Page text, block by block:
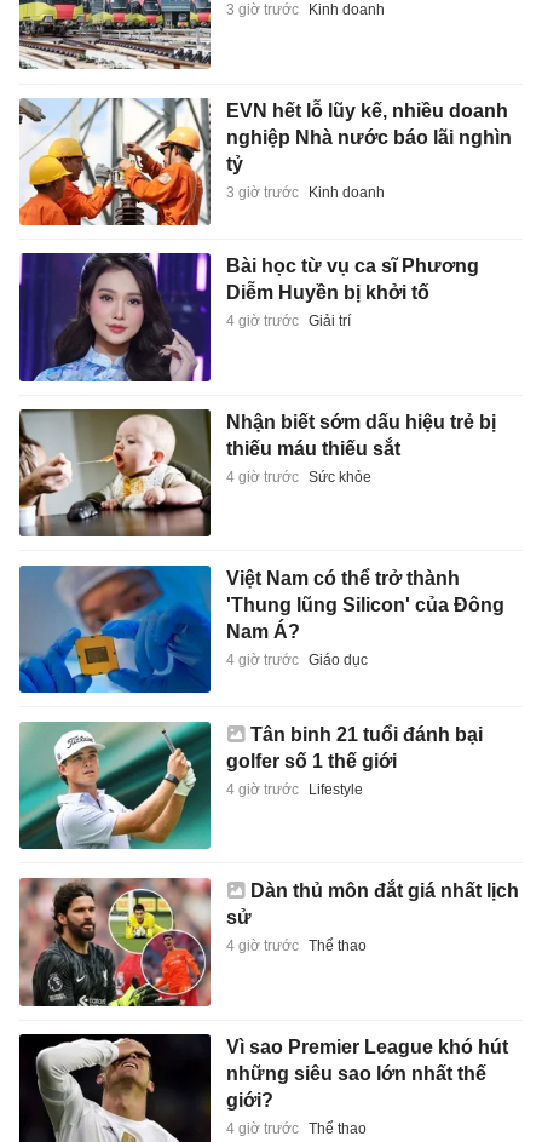
3 giờ trước Kinh doanh
EVN hết lỗ lũy kế, nhiều doanh
nghiệp Nhà nước báo lãi nghìn
tỷ
3 giờ trước Kinh doanh
Bài học từ vụ ca sĩ Phương
Diễm Huyền bị khởi tố
4 giờ trước Giải trí
Nhận biết sớm dấu hiệu trẻ bị
thiếu máu thiếu sắt
4 giờ trước Sức khỏe
Việt Nam có thể trở thành
'Thung lũng Silicon' của Đông
Nam Á?
4 giờ trước Giáo dục
Tân binh 21 tuổi đánh bại
golfer số 1 thế giới
4 giờ trước Lifestyle
Dàn thủ môn đắt giá nhất lịch
sử
4 giờ trước Thể thao
Vì sao Premier League khó hút
những siêu sao lớn nhất thế
giới?
4 giờ trước Thể thao